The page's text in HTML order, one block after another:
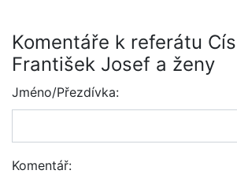
Komentáře k referátu
František Josef a ženy
Jméno/Přezdívka:
Komentář: